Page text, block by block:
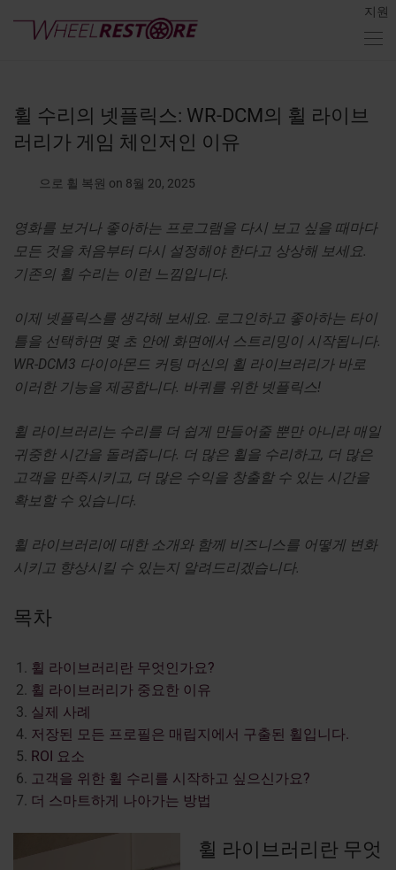
지원
휠 수리의 넷플릭스: WR-DCM의 휠 라이브
러리가 게임 체인저인 이유
으로 휠 복원 on 8월 20, 2025
영화를 보거나 좋아하는 프로그램을 다시 보고 싶을 때마다
모든 것을 처음부터 다시 설정해야 한다고 상상해 보세요.
기존의 휠 수리는 이런 느낌입니다.
이제 넷플릭스를 생각해 보세요. 로그인하고 좋아하는 타이
틀을 선택하면 몇 초 안에 화면에서 스트리밍이 시작됩니다.
WR-DCM3 다이아몬드 커팅 머신의 휠 라이브러리가 바로
이러한 기능을 제공합니다. 바퀴를 위한 넷플릭스!
휠 라이브러리는 수리를 더 쉽게 만들어줄 뿐만 아니라 매일
귀중한 시간을 돌려줍니다. 더 많은 휠을 수리하고, 더 많은
고객을 만족시키고, 더 많은 수익을 창출할 수 있는 시간을
확보할 수 있습니다.
휠 라이브러리에 대한 소개와 함께 비즈니스를 어떻게 변화
시키고 향상시킬 수 있는지 알려드리겠습니다.
목차
휠 라이브러리란 무엇인가요?
휠 라이브러리가 중요한 이유
실제 사례
저장된 모든 프로필은 매립지에서 구출된 휠입니다.
ROI 요소
고객을 위한 휠 수리를 시작하고 싶으신가요?
더 스마트하게 나아가는 방법
휠 라이브러리란 무엇